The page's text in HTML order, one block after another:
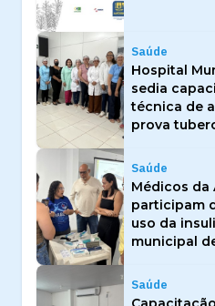
Saúde
Hospital
sedia
técnica de
prova
Saúde
Médicos da
participam
uso da
municipal
Saúde